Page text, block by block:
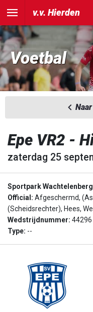
v.v. Hierden
Voetbal
Epe VR2 -
zaterdag 25
Sportpark Wachtelenberg
Official: Afgeschermd,
(Scheidsrechter), Hees,
Wedstrijdnummer: 44296
Type: --